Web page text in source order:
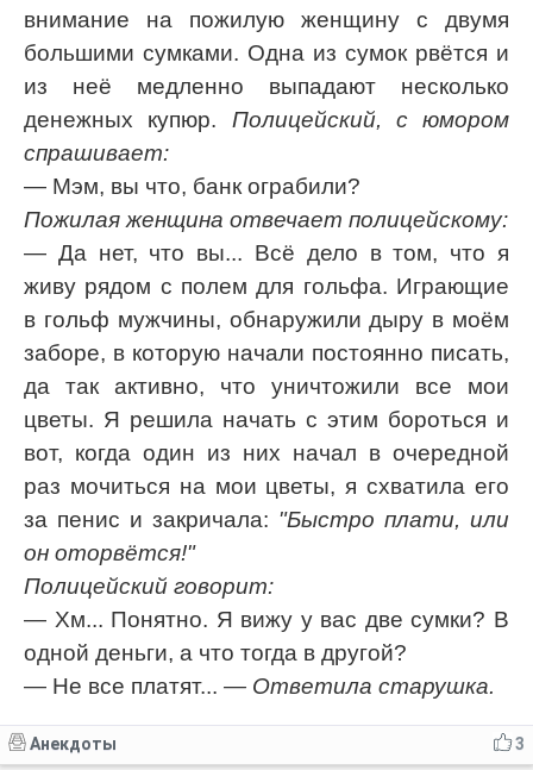
внимание на пожилую женщину с двумя
большими сумками. Одна из сумок рвётся и
из неё медленно выпадают несколько
денежных купюр. Полицейский, с юмором
спрашивает:
— Мэм, вы что, банк ограбили?
Пожилая женщина отвечает полицейскому:
— Да нет, что вы... Всё дело в том, что я
живу рядом с полем для гольфа. Играющие
в гольф мужчины, обнаружили дыру в моём
заборе, в которую начали постоянно писать,
да так активно, что уничтожили все мои
цветы. Я решила начать с этим бороться и
вот, когда один из них начал в очередной
раз мочиться на мои цветы, я схватила его
за пенис и закричала: "Быстро плати, или
он оторвётся!"
Полицейский говорит:
— Хм... Понятно. Я вижу у вас две сумки? В
одной деньги, а что тогда в другой?
— Не все платят... — Ответила старушка.
3
Анекдоты